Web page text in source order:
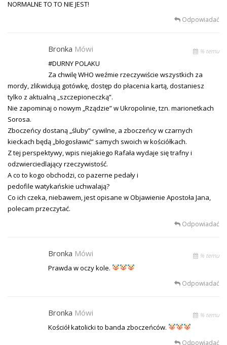
NORMALNE TO TO NIE JEST!
Odpowiadać
Bronka Mówi % temu
#DURNY POLAKU
Za chwilę WHO weźmie rzeczywiście wszystkich za
mordy, zlikwidują gotówkę, dostęp do płacenia kartą, dostaniesz
tylko z aktualną „szczepioneczką”.
Nie zapominaj o nowym „Rządzie” w Ukropolinie, tzn. marionetkach
Sorosa.
Zboczeńcy dostaną „śluby” cywilne, a zboczeńcy w czarnych
kieckach będą „błogosławić” samych swoich w kościółkach.
Z tej perspektywy, wpis niejakiego Rafała wydaje się trafny i
odzwierciedlający rzeczywistość.
A co to kogo obchodzi, co pazerne pedały i
pedofile watykańskie uchwalają?
Co ich czeka, niebawem, jest opisane w Objawienie Apostoła Jana,
polecam przeczytać.
Odpowiadać
Bronka Mówi % temu
Prawda w oczy kole.
Odpowiadać
Bronka Mówi % temu
Kościół katolicki to banda zboczeńców.
Odpowiadać